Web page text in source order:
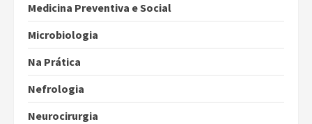
Medicina Preventiva e Social
Microbiologia
Na Prática
Nefrologia
Neurocirurgia